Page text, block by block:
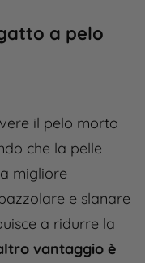
a pelo
il pelo morto
che la pelle
migliore
e slanare
a ridurre la
vantaggio è